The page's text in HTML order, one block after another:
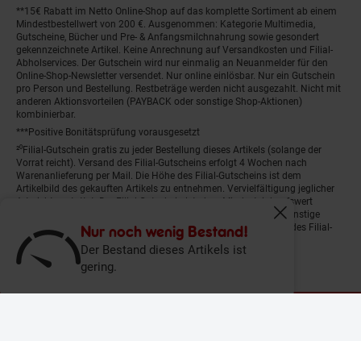
Nur noch wenig Bestand!
Der Bestand dieses Artikels ist
gering.
Fenster
**15€ Rabatt im Netto Online-Shop auf das komplette Sortiment ab einem
Mindestbestellwert von 200 €. Ausgenommen: Kategorie Multimedia,
Gutscheine, Bücher und Pre- & Anfangsmilchnahrung sowie gesondert
gekennzeichnete Artikel. Keine Anrechnung auf Versandkosten und Filial-
Abholservices. Der Gutschein wird nur einmalig an Neuanmelder für den
Online-Shop-Newsletter versendet. Nur online einlösbar. Nur ein Gutschein
pro Person und Bestellung. Restbeträge werden nicht ausgezahlt. Nicht mit
anderen Aktionsvorteilen (PAYBACK oder sonstige Shop-Aktionen)
kombinierbar.
***Positive Bonitätsprüfung vorausgesetzt
²⁰Filial-Gutschein gratis zu jeder Bestellung dieses Artikels (solange der
Vorrat reicht). Versand des Filial-Gutscheins erfolgt 4 Wochen nach
Warenanlieferung per Mail. Die Höhe des Filial-Gutscheins ist dem
Artikelbild des gekauften Artikels zu entnehmen. Vervielfältigung jeglicher
Art nicht gestattet. Der Filial-Gutschein ist ohne Mindesteinkaufswert
einlösbar. Nicht mit anderen Aktionsvorteilen (PAYBACK oder sonstige
Shop-Aktionen) kombinierbar. Der jeweilige Gültigkeitszeitraum des Filial-
Gutscheins ist darauf vermerkt.